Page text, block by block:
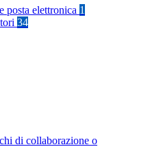
posta elettronica 1
34
di collaborazione o